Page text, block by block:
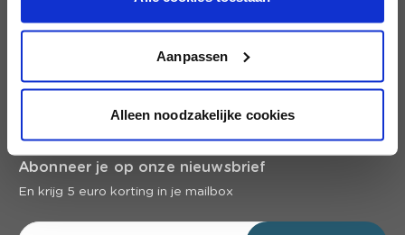
Aanpassen
Alleen noodzakelijke cookies
Wand & vloer
Abonneer je op onze nieuwsbrief
En krijg 5 euro korting in je mailbox